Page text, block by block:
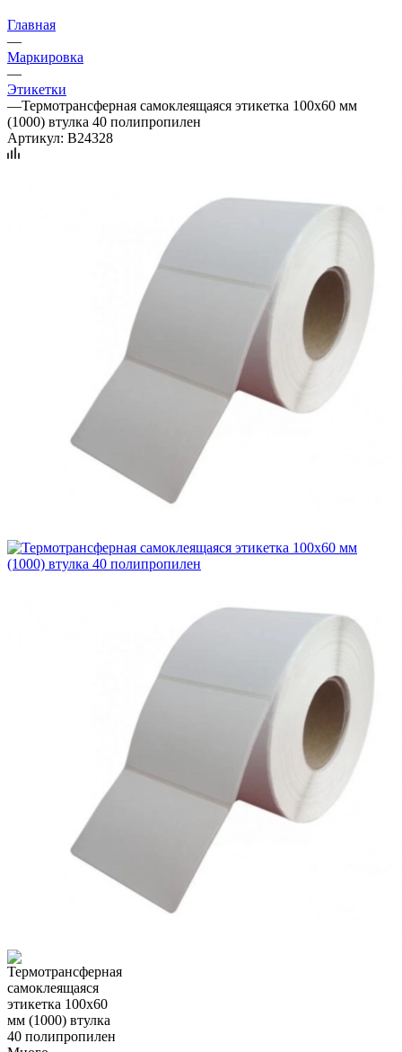
Главная
—
Маркировка
—
Этикетки
—Термотрансферная самоклеящаяся этикетка 100x60 мм
(1000) втулка 40 полипропилен
Артикул: B24328